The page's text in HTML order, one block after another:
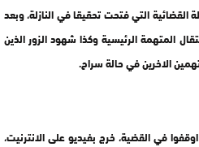
القضائية التي فتحت تحقيقا في النازلة، وبعد
المتهمة الرئيسية وكذا شهود الزور الذين
الاخرين في حالة سراح.
في القضية، خرج بفيديو على الانترنيت،